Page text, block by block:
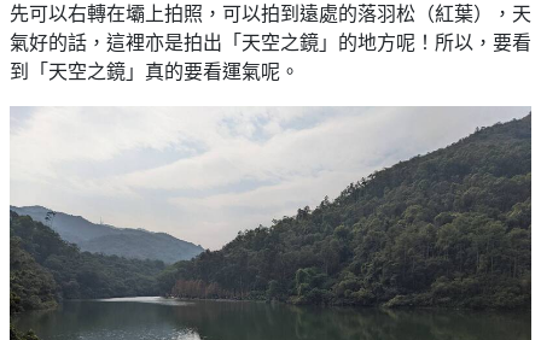
新
奇
手
作
工
#
野
餐
#
#
露
營
#
水
先可以右轉在壩上拍照，可以拍到遠處的落羽松（紅葉），天
氣好的話，這裡亦是拍出「天空之鏡」的地方呢！所以，要看
到「天空之鏡」真的要看運氣呢。